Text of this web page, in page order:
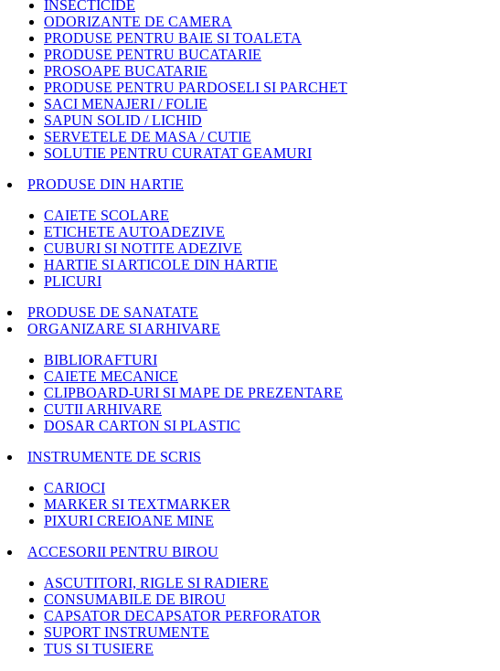
INSECTICIDE
ODORIZANTE DE CAMERA
PRODUSE PENTRU BAIE SI TOALETA
PRODUSE PENTRU BUCATARIE
PROSOAPE BUCATARIE
PRODUSE PENTRU PARDOSELI SI PARCHET
SACI MENAJERI / FOLIE
SAPUN SOLID / LICHID
SERVETELE DE MASA / CUTIE
SOLUTIE PENTRU CURATAT GEAMURI
PRODUSE DIN HARTIE
CAIETE SCOLARE
ETICHETE AUTOADEZIVE
CUBURI SI NOTITE ADEZIVE
HARTIE SI ARTICOLE DIN HARTIE
PLICURI
PRODUSE DE SANATATE
ORGANIZARE SI ARHIVARE
BIBLIORAFTURI
CAIETE MECANICE
CLIPBOARD-URI SI MAPE DE PREZENTARE
CUTII ARHIVARE
DOSAR CARTON SI PLASTIC
INSTRUMENTE DE SCRIS
CARIOCI
MARKER SI TEXTMARKER
PIXURI CREIOANE MINE
ACCESORII PENTRU BIROU
ASCUTITORI, RIGLE SI RADIERE
CONSUMABILE DE BIROU
CAPSATOR DECAPSATOR PERFORATOR
SUPORT INSTRUMENTE
TUS SI TUSIERE